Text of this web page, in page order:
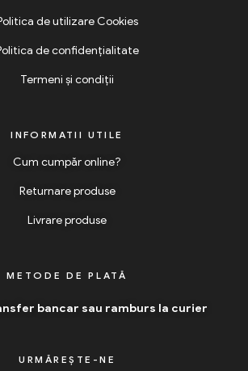
de utilizare Cookies
de confidențialitate
Termeni și condiții
INFORMATII UTILE
Cum cumpăr online?
Returnare produse
Livrare produse
METODE DE PLATĂ
bancar sau ramburs la curier
URMĂREȘTE-NE